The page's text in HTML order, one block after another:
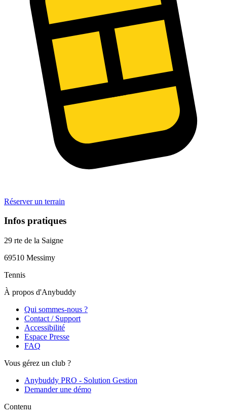
Réserver un terrain
Infos pratiques
29 rte de la Saigne
69510 Messimy
Tennis
À propos d'Anybuddy
Qui sommes-nous ?
Contact / Support
Accessibilité
Espace Presse
FAQ
Vous gérez un club ?
Anybuddy PRO - Solution Gestion
Demander une démo
Contenu